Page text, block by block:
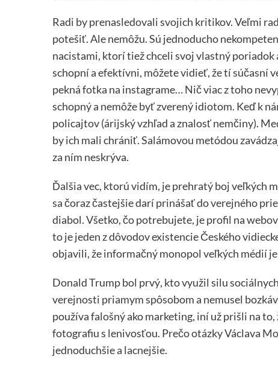
Radi by prenasledovali svojich kritikov. Veľmi
potešiť. Ale nemôžu. Sú jednoducho
nacistami, ktorí tiež chceli svoj vlastný
schopní a efektívni, môžete vidieť, že tí súčasní
pekná fotka na instagrame… Nič viac z toho
schopný a nemôže byť zverený idiotom. Keď k
policajtov (árijský vzhľad a znalosť nemčiny).
by ich mali chrániť. Salámovou metódou
za ním neskrýva.
Ďalšia vec, ktorú vidím, je prehratý boj veľkých
sa čoraz častejšie darí prinášať do verejného
diabol. Všetko, čo potrebujete, je profil na
to je jeden z dôvodov existencie Českého
objavili, že informačný monopol veľkých médií
Donald Trump bol prvý, kto využil silu
verejnosti priamym spôsobom a nemusel
používa falošný ako marketing, iní už prišli na
fotografiu s lenivosťou. Prečo otázky Václava
jednoduchšie a lacnejšie.